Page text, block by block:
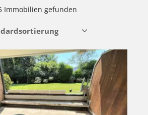
Immobilien gefunden